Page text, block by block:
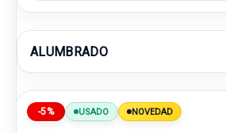
ALUMBRADO
-5% USADO NOVEDAD